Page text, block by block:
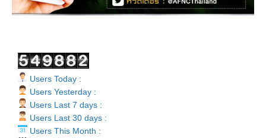
Users Today :
Users Yesterday :
Users Last 7 days :
Users Last 30 days :
Users This Month :